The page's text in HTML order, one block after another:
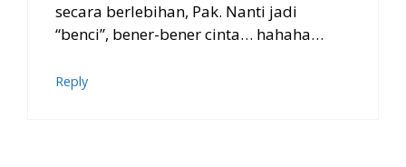
secara berlebihan, Pak. Nanti jadi
“benci”, bener-bener cinta… hahaha…
Reply